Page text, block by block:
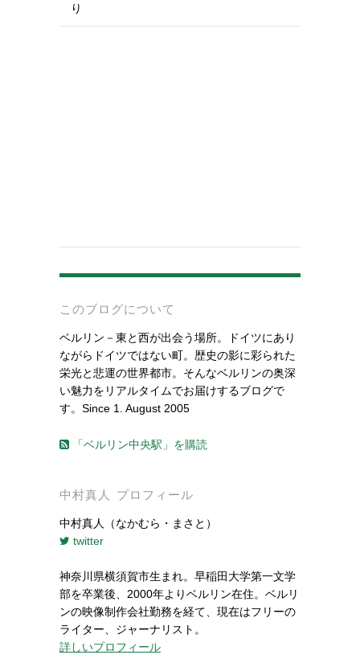
り
このブログについて
ベルリン－東と西が出会う場所。ドイツにあり
ながらドイツではない町。歴史の影に彩られた
栄光と悲運の世界都市。そんなベルリンの奥深
い魅力をリアルタイムでお届けするブログで
す。Since 1. August 2005
「ベルリン中央駅」を購読
中村真人 プロフィール
中村真人（なかむら・まさと）
twitter
神奈川県横須賀市生まれ。早稲田大学第一文学
部を卒業後、2000年よりベルリン在住。ベルリ
ンの映像制作会社勤務を経て、現在はフリーの
ライター、ジャーナリスト。
詳しいプロフィール